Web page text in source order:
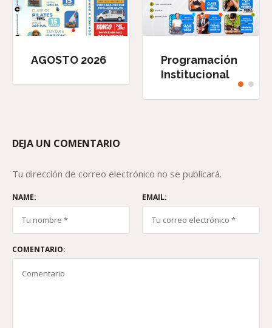
AGOSTO 2026
Programación
Institucional
DEJA UN COMENTARIO
Tu dirección de correo electrónico no se publicará.
NAME: EMAIL:
COMENTARIO: